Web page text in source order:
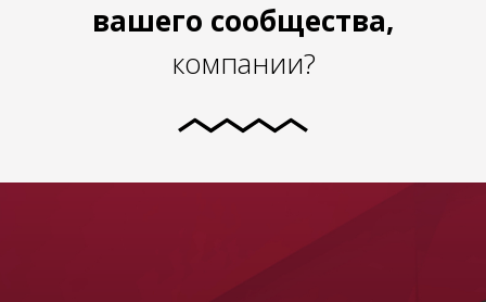
вашего сообщества,
компании?